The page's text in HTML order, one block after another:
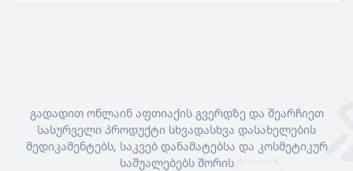
გადადით ონლაინ აფთიაქის გვერდზე და შეარჩიეთ
სასურველი პროდუქტი სხვადასხვა დასახელების
მედიკამენტებს, საკვებ დანამატებსა და კოსმეტიკურ
საშუალებებს შორის